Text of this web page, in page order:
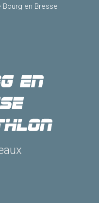
Bourg en Bresse